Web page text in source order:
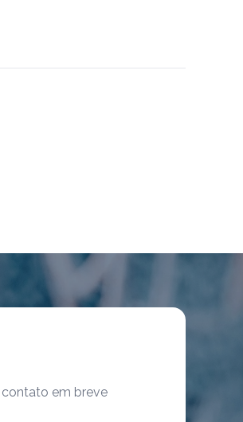
contato em breve